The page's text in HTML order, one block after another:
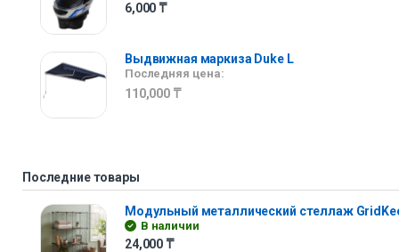
6,000 ₸
Выдвижная маркиза Duke L
Последняя цена:
110,000 ₸
Последние товары
Модульный металлический стеллаж
В наличии
24,000 ₸